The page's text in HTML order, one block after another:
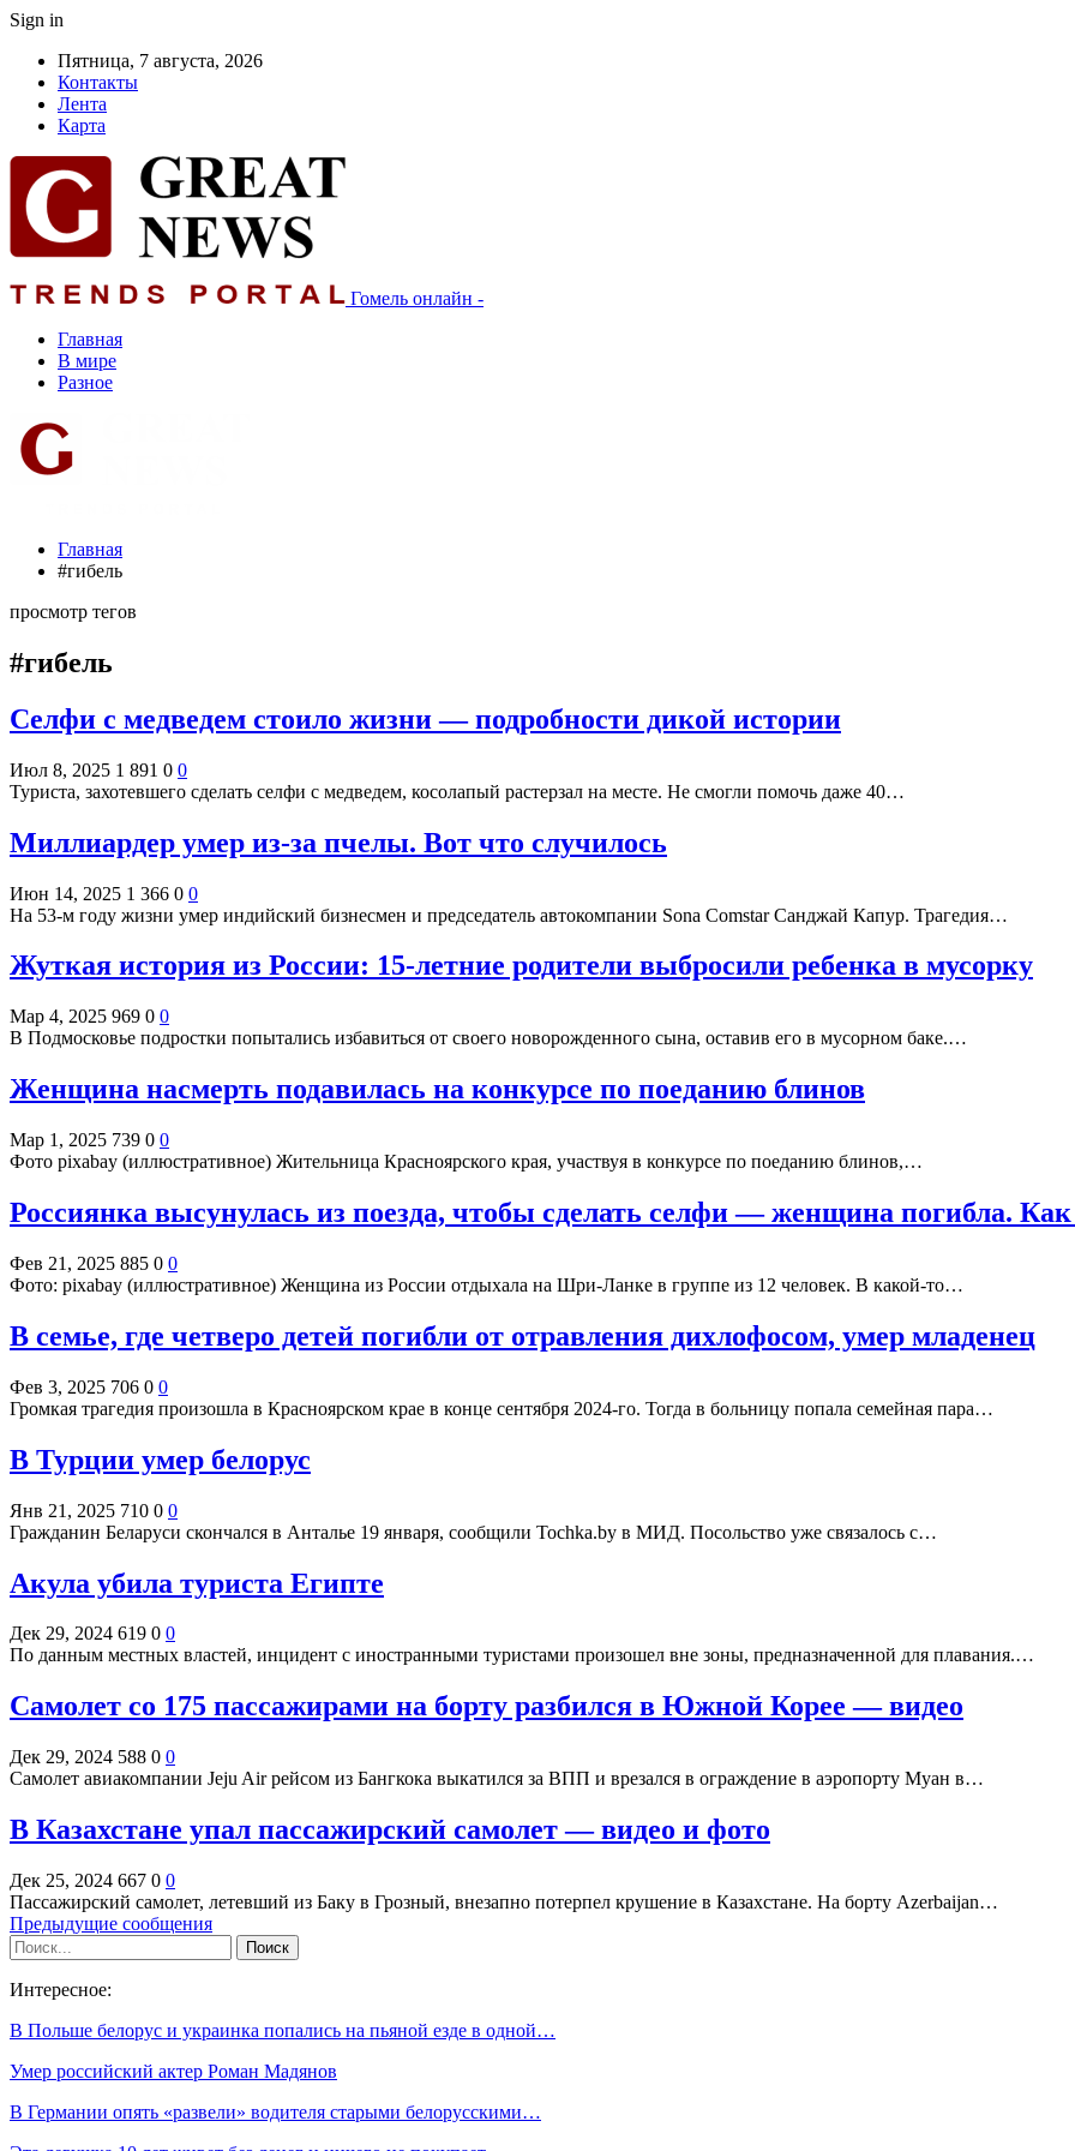
Sign in
Пятница, 7 августа, 2026
Контакты
Лента
Карта
Гомель онлайн -
Главная
В мире
Разное
Главная
#гибель
просмотр тегов
#гибель
Селфи с медведем стоило жизни — подробности дикой истории
Июл 8, 2025 1 891 0 0
Туриста, захотевшего сделать селфи с медведем, косолапый растерзал на месте. Не смогли помочь даже 40…
Миллиардер умер из-за пчелы. Вот что случилось
Июн 14, 2025 1 366 0 0
На 53-м году жизни умер индийский бизнесмен и председатель автокомпании Sona Comstar Санджай Капур. Трагедия…
Жуткая история из России: 15-летние родители выбросили ребенка в мусорку
Мар 4, 2025 969 0 0
В Подмосковье подростки попытались избавиться от своего новорожденного сына, оставив его в мусорном баке.…
Женщина насмерть подавилась на конкурсе по поеданию блинов
Мар 1, 2025 739 0 0
Фото pixabay (иллюстративное) Жительница Красноярского края, участвуя в конкурсе по поеданию блинов,…
Россиянка высунулась из поезда, чтобы сделать селфи — женщина погибла.
Фев 21, 2025 885 0 0
Фото: pixabay (иллюстративное) Женщина из России отдыхала на Шри-Ланке в группе из 12 человек. В какой-то…
В семье, где четверо детей погибли от отравления дихлофосом, умер младенец
Фев 3, 2025 706 0 0
Громкая трагедия произошла в Красноярском крае в конце сентября 2024-го. Тогда в больницу попала семейная пара…
В Турции умер белорус
Янв 21, 2025 710 0 0
Гражданин Беларуси скончался в Анталье 19 января, сообщили Tochka.by в МИД. Посольство уже связалось с…
Акула убила туриста Египте
Дек 29, 2024 619 0 0
По данным местных властей, инцидент с иностранными туристами произошел вне зоны, предназначенной для плавания.…
Самолет со 175 пассажирами на борту разбился в Южной Корее — видео
Дек 29, 2024 588 0 0
Самолет авиакомпании Jeju Air рейсом из Бангкока выкатился за ВПП и врезался в ограждение в аэропорту Муан в…
В Казахстане упал пассажирский самолет — видео и фото
Дек 25, 2024 667 0 0
Пассажирский самолет, летевший из Баку в Грозный, внезапно потерпел крушение в Казахстане. На борту Azerbaijan…
Предыдущие сообщения
Интересное:
В Польше белорус и украинка попались на пьяной езде в одной…
Умер российский актер Роман Мадянов
В Германии опять «развели» водителя старыми белорусскими…